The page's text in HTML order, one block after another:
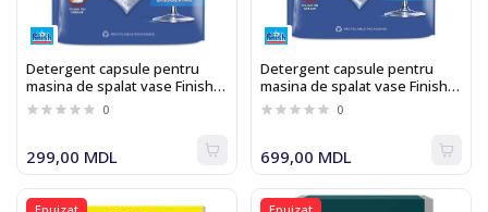
Detergent capsule pentru
masina de spalat vase Finish
Quantum Fresh 60
0
299,00 MDL
Detergent capsule pentru
masina de spalat vase Finish
Quantum All-in-1 135
0
699,00 MDL